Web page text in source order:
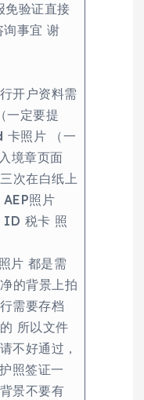
免验证直接
询事宜 谢
开户资料需
一定要提
卡照片 （一
境章页面
次在白纸上
照片
ID 税卡 照
片 都是需
的背景上拍
需要存档
所以文件
不好通过，
照签证一
景不要有